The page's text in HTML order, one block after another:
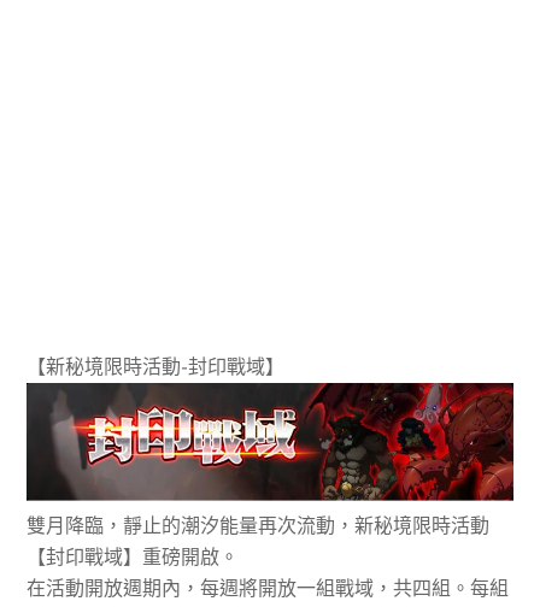
【新秘境限時活動-封印戰域】
雙月降臨，靜止的潮汐能量再次流動，新秘境限時活動
【封印戰域】重磅開啟。
在活動開放週期內，每週將開放一組戰域，共四組。每組